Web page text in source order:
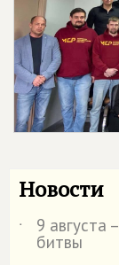
Новости
˙ 9 августа
битвы